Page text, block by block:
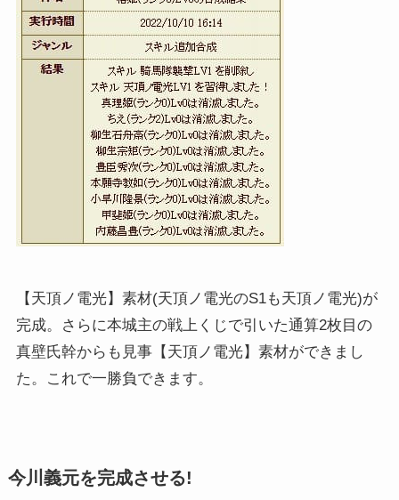
【天頂ノ電光】素材(天頂ノ電光のS1も天頂ノ電光)が
完成。さらに本城主の戦上くじで引いた通算2枚目の
真壁氏幹からも見事【天頂ノ電光】素材ができまし
た。これで一勝負できます。
今川義元を完成させる!